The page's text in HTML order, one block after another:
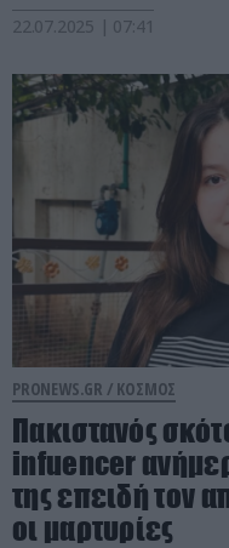
22.07.2025 | 07:41
PRONEWS.GR / ΚΟΣΜΟΣ
Πακιστανός
infuencer
της επειδή τον
οι μαρτυρίες